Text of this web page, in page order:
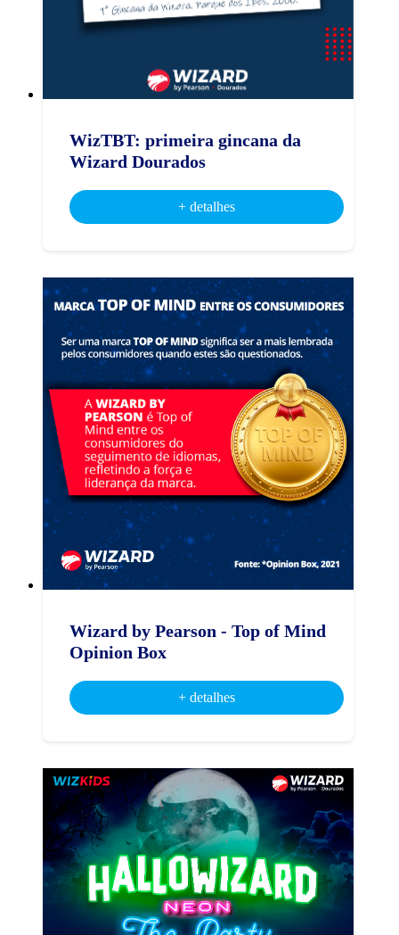
WizTBT: primeira gincana da
Wizard Dourados
+ detalhes
Wizard by Pearson - Top of Mind
Opinion Box
+ detalhes